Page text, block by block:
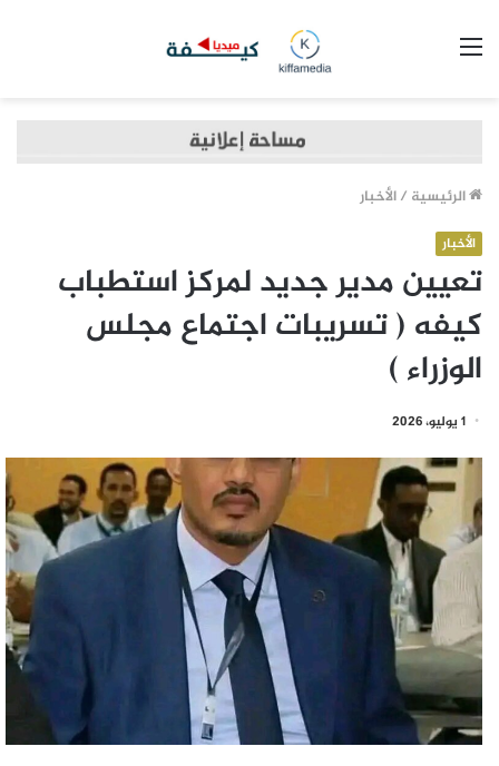
الرئيسية /الأخبار
الأخبار
تعيين مدير جديد لمركز استطباب
كيفه ( تسريبات اجتماع مجلس
الوزراء )
1 يوليو، 2026